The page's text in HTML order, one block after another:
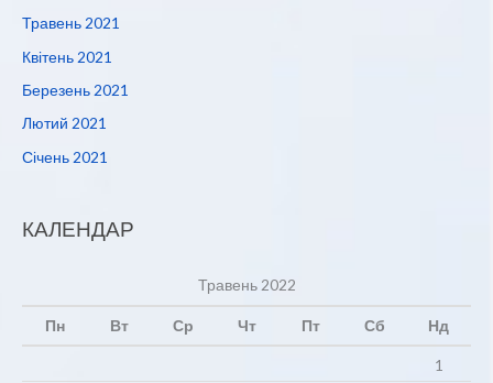
Травень 2021
Квітень 2021
Березень 2021
Лютий 2021
Січень 2021
КАЛЕНДАР
Травень 2022
Пн Вт Ср Чт Пт Сб Нд
1